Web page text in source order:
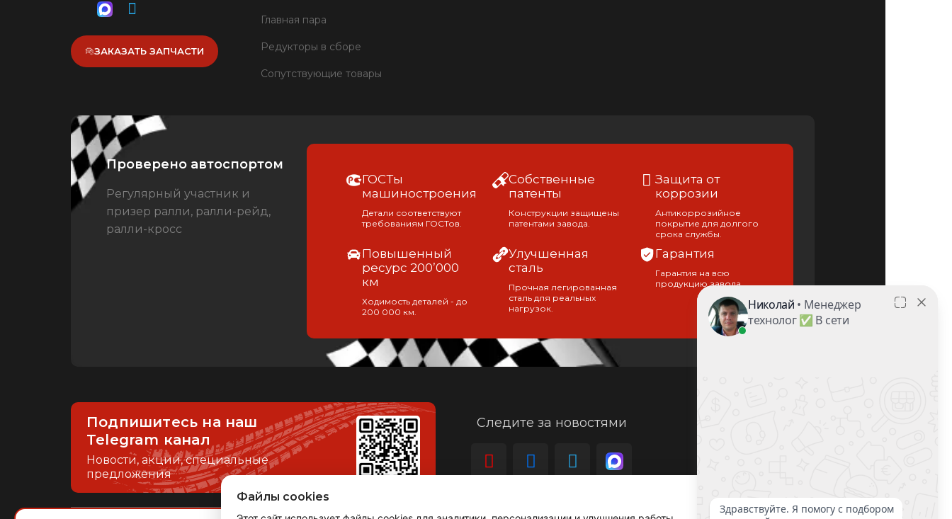
ЗАКАЗАТЬ ЗАПЧАСТИ
Главная пара
Редукторы в сборе
Сопутствующие товары
Проверено автоспортом
Регулярный участник и
призер ралли, ралли-рейд,
ралли-кросс
ГОСТы
машиностроения
Детали соответствуют
требованиям ГОСТов.
Собственные
патенты
Конструкции защищены
патентами завода.
Защита от
коррозии
Антикоррозийное
покрытие для долгого
срока службы.
Повышенный
ресурс 200’000
км
Ходимость деталей - до
200 000 км.
Улучшенная
сталь
Прочная легированная
сталь для реальных
нагрузок.
Гарантия
Гарантия на всю
продукцию завода.
Подпишитесь на наш
Telegram канал
Новости, акции, специальные
предложения
Следите за новостями
Файлы cookies